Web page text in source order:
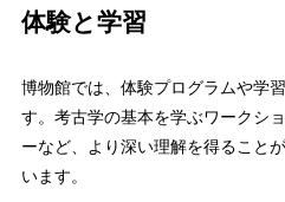
体験と学習
博物館では、体験プログラムや学
す。考古学の基本を学ぶワークシ
ーなど、より深い理解を得ること
います。